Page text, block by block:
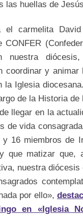
las huellas de
el carmelita David
CONFER
nuestra
coordinar y animar
la Iglesia
de la Historia de
llegar en la
de vida
16 miembros de
que matizar que,
nuestra diócesis
por ello»,
en «Iglesia